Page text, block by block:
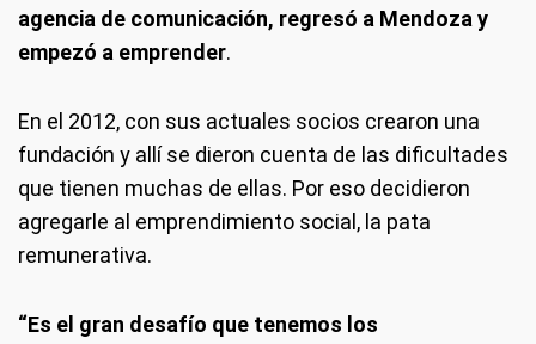
agencia de comunicación, regresó a Mendoza y
empezó a emprender.
En el 2012, con sus actuales socios crearon una
fundación y allí se dieron cuenta de las dificultades
que tienen muchas de ellas. Por eso decidieron
agregarle al emprendimiento social, la pata
remunerativa.
“Es el gran desafío que tenemos los